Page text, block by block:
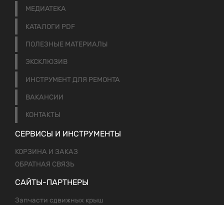
МЕДИАТЕКА
КАТАЛОГИ PDF
ПОЛЕЗНЫЕ МАТЕРИАЛЫ
ЭКСКЛЮЗИВ
ИНСТРУМЕНТ ДЛЯ РЕМОНТА
ВАКАНСИИ
КОНТАКТЫ
СЕРВИСЫ И ИНСТРУМЕНТЫ
КОРЗИНА И ЗАКАЗ
ОБРАТНАЯ СВЯЗЬ
САЙТЫ-ПАРТНЕРЫ
Запчасти сдвижных крыш